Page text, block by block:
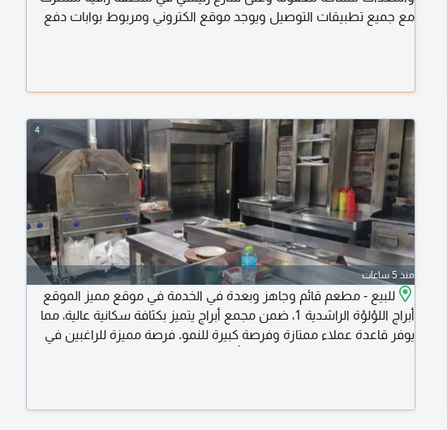
مع جميع تطبيقات التوصيل ويوجد موقع الكتروني ومربوط بوابات دفع
4
منذ 5 ساعات
للبيع - مطعم قائم وجاهز وبعدة في الخدمة في موقع مميز الموقع
أبراج اللؤلؤة الراشدية 1، ضمن مجمع أبراج يتميز بكثافة سكانية عالية، مما
يوفر قاعدة عملاء ممتازة وفرصة كبيرة للنمو. فرصة مميزة للراغبين في
الكامل. الإيجار